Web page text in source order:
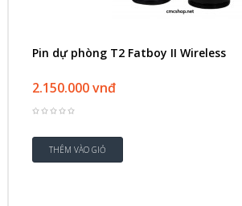
Pin dự phòng T2 Fatboy II Wireless
2.150.000 vnđ